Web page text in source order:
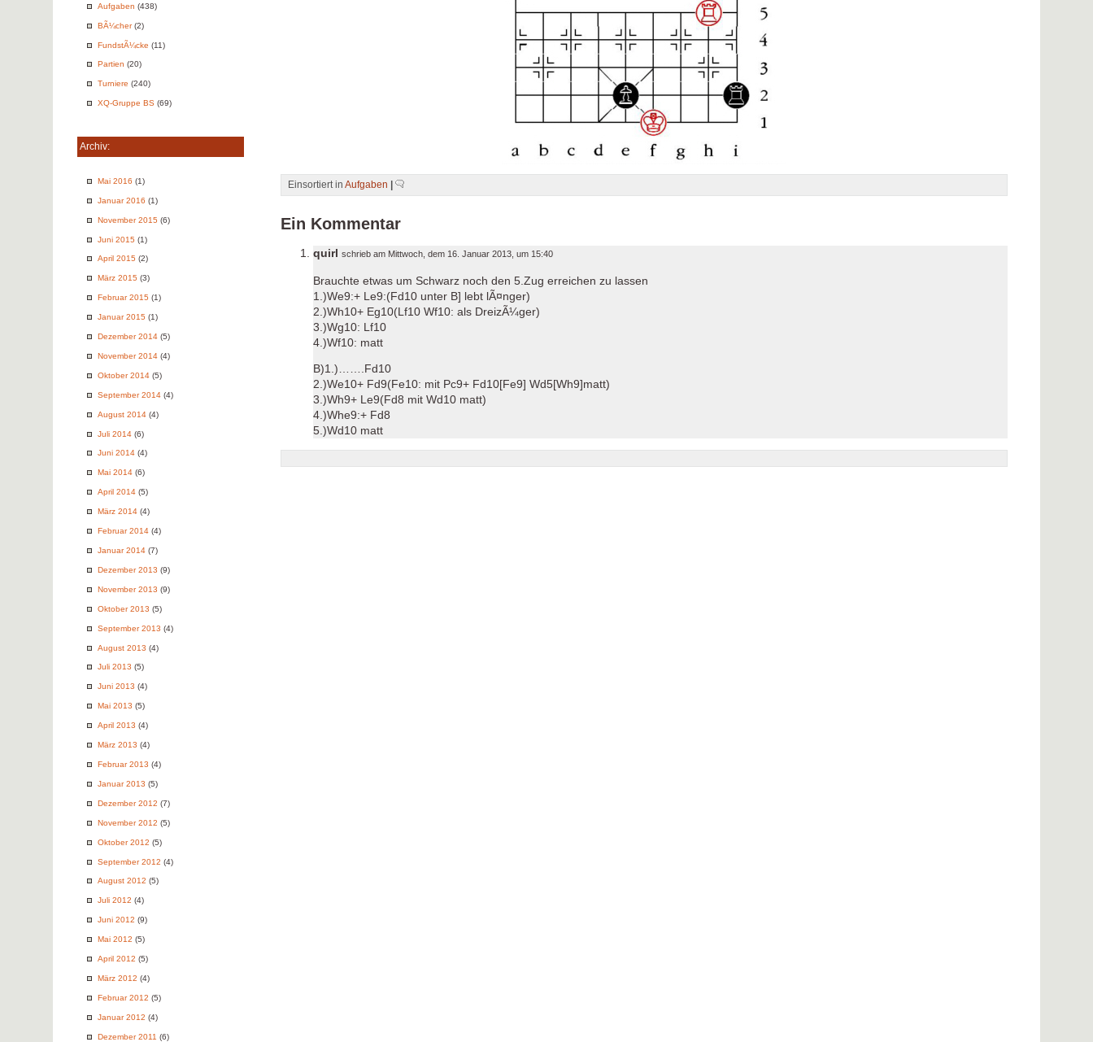
Aufgaben (438)
BÃ¼cher(2)
FundstÃ¼cke (11)
Partien (20)
Turniere (240)
XQ-Gruppe BS (69)
Archiv:
Mai 2016 (1)
Januar 2016 (1)
November 2015 (6)
Juni 2015 (1)
April 2015 (2)
März 2015 (3)
Februar 2015 (1)
Januar 2015 (1)
Dezember 2014 (5)
November 2014 (4)
Oktober 2014 (5)
September 2014 (4)
August 2014 (4)
Juli 2014 (6)
Juni 2014 (4)
Mai 2014 (6)
April 2014 (5)
März 2014 (4)
Februar 2014 (4)
Januar 2014 (7)
Dezember 2013 (9)
November 2013 (9)
Oktober 2013 (5)
September 2013 (4)
August 2013 (4)
Juli 2013 (5)
Juni 2013 (4)
Mai 2013 (5)
April 2013 (4)
März 2013 (4)
Februar 2013 (4)
Januar 2013 (5)
Dezember 2012 (7)
November 2012 (5)
Oktober 2012 (5)
September 2012 (4)
August 2012 (5)
Juli 2012 (4)
Juni 2012 (9)
Mai 2012 (5)
April 2012 (5)
März 2012 (4)
Februar 2012 (5)
Januar 2012 (4)
Dezember 2011 (6)
Einsortiert inAufgaben
Ein Kommentar
quirl schrieb am Mittwoch, dem 16. Januar 2013, um 15:40
Brauchte etwas um Schwarz noch den 5.Zug erreichen zu lassen
1.)We9:+ Le9:(Fd10 unter B] lebt lÃ¤nger)
2.)Wh10+ Eg10(Lf10 Wf10: als DreizÃ¼ger)
3.)Wg10: Lf10
4.)Wf10: matt
B)1.)…….Fd10
2.)We10+ Fd9(Fe10: mit Pc9+ Fd10[Fe9] Wd5[Wh9]matt)
3.)Wh9+ Le9(Fd8 mit Wd10 matt)
4.)Whe9:+ Fd8
5.)Wd10 matt